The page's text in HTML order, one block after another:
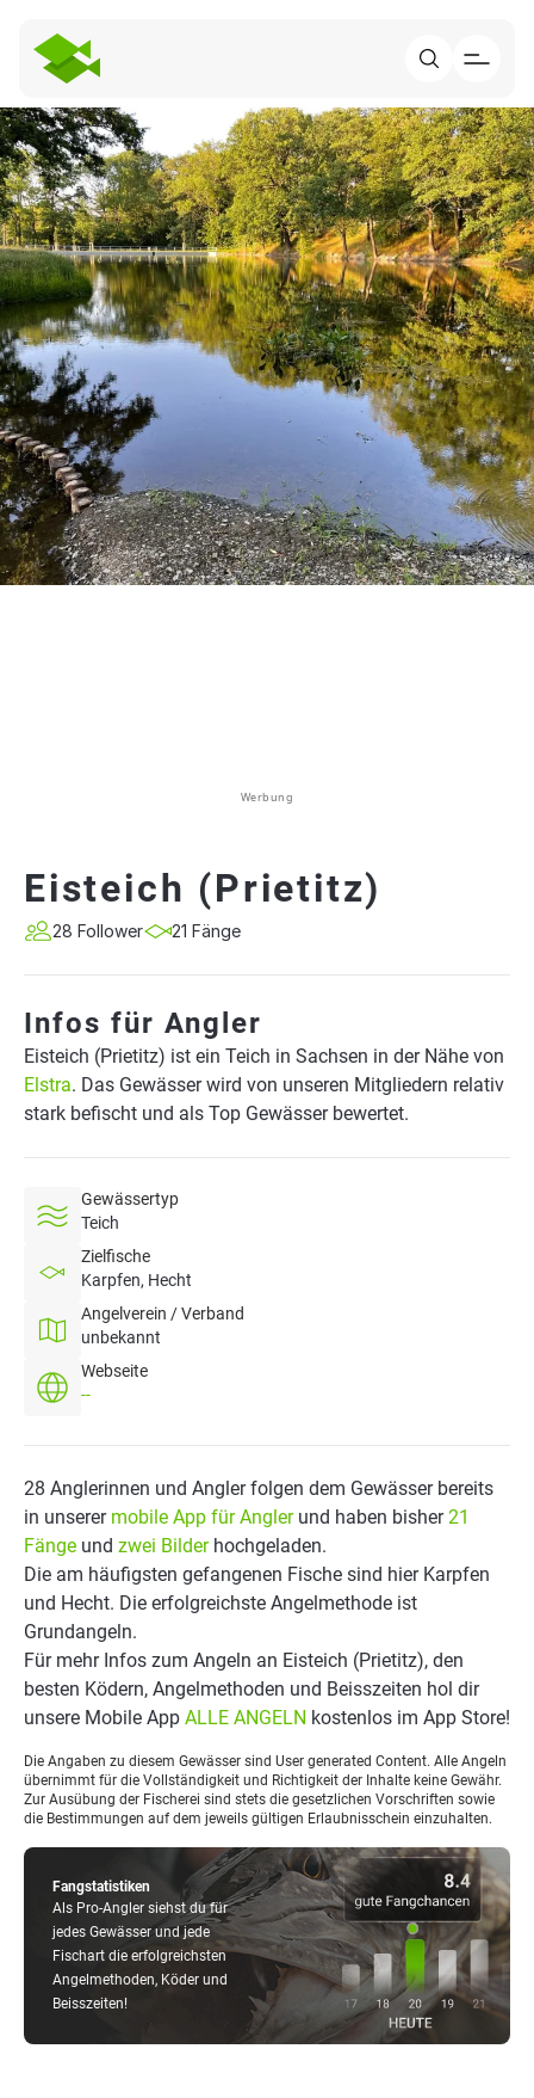
Werbung
Eisteich (Prietitz)
28 Follower 21 Fänge
Infos für Angler
Eisteich (Prietitz) ist ein Teich in Sachsen in der Nähe von
Elstra. Das Gewässer wird von unseren Mitgliedern relativ
stark befischt und als Top Gewässer bewertet.
Gewässertyp
Teich
Zielfische
Karpfen, Hecht
Angelverein / Verband
unbekannt
Webseite
--
Fangstatistiken
Als Pro-Angler siehst du für
jedes Gewässer und jede
Fischart die erfolgreichsten
Angelmethoden, Köder und
Beisszeiten!
28 Anglerinnen und Angler folgen dem Gewässer bereits
in unserer mobile App für Anglerund haben bisher21
Fänge und zwei Bilderhochgeladen.
Die am häufigsten gefangenen Fische sind hier Karpfen
und Hecht. Die erfolgreichste Angelmethode ist
Grundangeln.
Für mehr Infos zum Angeln an Eisteich (Prietitz), den
besten Ködern, Angelmethoden und Beisszeiten hol dir
unsere Mobile App ALLE ANGELN kostenlos im App Store!
Die Angaben zu diesem Gewässer sind User generated Content. Alle Angeln
übernimmt für die Vollständigkeit und Richtigkeit der Inhalte keine Gewähr.
Zur Ausübung der Fischerei sind stets die gesetzlichen Vorschriften sowie
die Bestimmungen auf dem jeweils gültigen Erlaubnisschein einzuhalten.